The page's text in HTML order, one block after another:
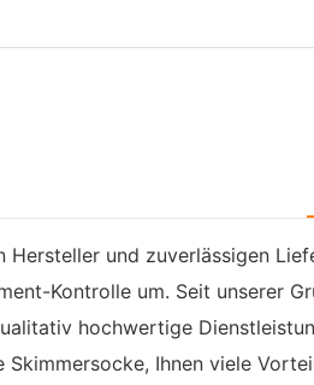
und zuverlässigen
Kontrolle um. Seit unserer
hochwertige
Skimmersocke, Ihnen viele